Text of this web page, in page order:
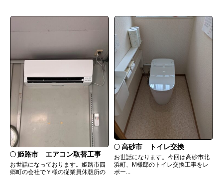
姫路市 エアコン取替工事
お世話になっております。姫路市四
郷町の会社でＹ様の従業員休憩所の
高砂市 トイレ交換
お世話になります。今回は高砂市北
浜町、M様邸のトイレ交換工事をレ
ポー...